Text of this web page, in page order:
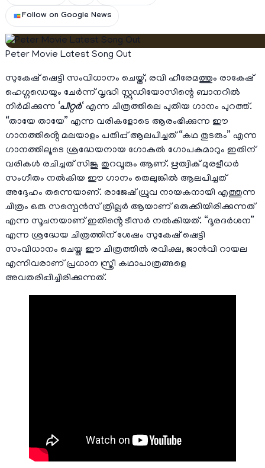
Follow on Google News
Peter Movie Latest Song Out
സുകേഷ് ഷെട്ടി സംവിധാനം ചെയ്ത്, രവി ഹീരേമത്തും രാകേഷ്
ഹെഗ്ഗഡെയും ചേർന്ന് വൃദ്ധി സ്റ്റുഡിയോസിന്റെ ബാനറിൽ
നിർമിക്കുന്ന ‘പീറ്റർ‘ എന്ന ചിത്രത്തിലെ പുതിയ ഗാനം പുറത്ത്.
“തായേ തായേ” എന്ന വരികളോടെ ആരംഭിക്കുന്ന ഈ
ഗാനത്തിൻ്റെ മലയാളം പതിപ്പ് ആലപിച്ചത് “കഥ തുടരും” എന്ന
ഗാനത്തിലൂടെ ശ്രദ്ധേയനായ ഗോകുൽ ഗോപകുമാറും ഇതിന്
വരികൾ രചിച്ചത് സിജു തുറവൂരും ആണ്. ഋത്വിക് മുരളീധർ
സംഗീതം നൽകിയ ഈ ഗാനം തെലുങ്കിൽ ആലപിച്ചത്
അദ്ദേഹം തന്നെയാണ്. രാജേഷ് ധ്രുവ നായകനായി എത്തുന്ന
ചിത്രം ഒരു സസ്പെൻസ് ത്രില്ലർ ആയാണ് ഒരുക്കിയിരിക്കുന്നത്
എന്ന സൂചനയാണ് ഇതിൻ്റെ ടീസർ നൽകിയത്. “ദൂരദർശന”
എന്ന ശ്രദ്ധേയ ചിത്രത്തിന് ശേഷം സുകേഷ് ഷെട്ടി
സംവിധാനം ചെയ്ത ഈ ചിത്രത്തിൽ രവിക്ഷ, ജാൻവി റായല
എന്നിവരാണ് പ്രധാന സ്ത്രീ കഥാപാത്രങ്ങളെ
അവതരിപ്പിച്ചിരിക്കുന്നത്.